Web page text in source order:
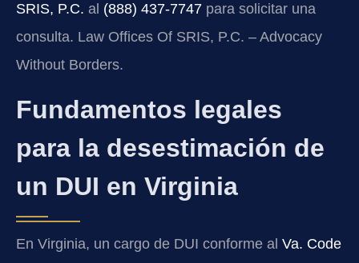
SRIS, P.C. al (888) 437-7747 para solicitar una
consulta. Law Offices Of SRIS, P.C. – Advocacy
Without Borders.
Fundamentos legales
para la desestimación de
un DUI en Virginia
En Virginia, un cargo de DUI conforme al Va. Code